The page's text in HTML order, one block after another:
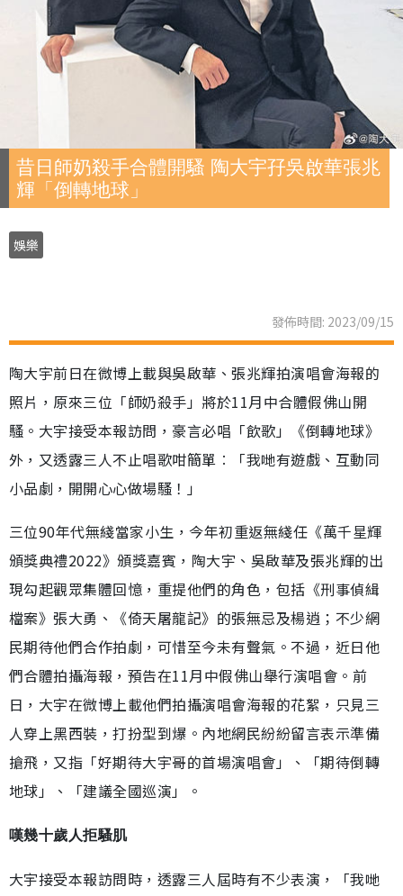
昔日師奶殺手合體開騷 陶大宇孖吳啟華張兆
輝「倒轉地球」
娛樂
發佈時間: 2023/09/15
陶大宇前日在微博上載與吳啟華、張兆輝拍演唱會海報的
照片，原來三位「師奶殺手」將於11月中合體假佛山開
騷。大宇接受本報訪問，豪言必唱「飲歌」《倒轉地球》
外，又透露三人不止唱歌咁簡單︰「我哋有遊戲、互動同
小品劇，開開心心做場騷！」
三位90年代無綫當家小生，今年初重返無綫任《萬千星輝
頒獎典禮2022》頒獎嘉賓，陶大宇、吳啟華及張兆輝的出
現勾起觀眾集體回憶，重提他們的角色，包括《刑事偵緝
檔案》張大勇、《倚天屠龍記》的張無忌及楊逍；不少網
民期待他們合作拍劇，可惜至今未有聲氣。不過，近日他
們合體拍攝海報，預告在11月中假佛山舉行演唱會。前
日，大宇在微博上載他們拍攝演唱會海報的花絮，只見三
人穿上黑西裝，打扮型到爆。內地網民紛紛留言表示準備
搶飛，又指「好期待大宇哥的首場演唱會」、「期待倒轉
地球」、「建議全國巡演」。
嘆幾十歲人拒騷肌
大宇接受本報訪問時，透露三人屆時有不少表演，「我哋